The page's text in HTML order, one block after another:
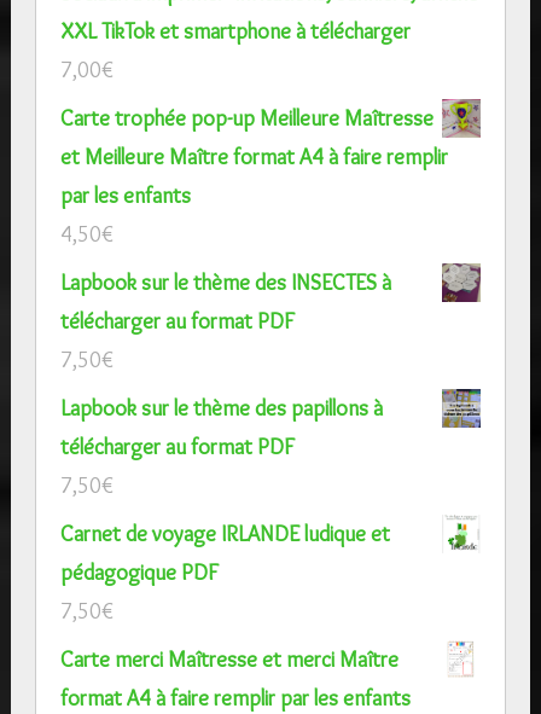
Découvrez ma boutique ludique et
pédagogique !
[PDF] Contrat d'utilisation d'un téléphone
portable ou smartphone à faire signer par votre
enfant
7,50€
[PDF] Kit anniversaire TikTok Réseaux
Sociaux à imprimer- Invitations, bannière, affiche
XXL TikTok et smartphone à télécharger
7,00€
Carte trophée pop-up Meilleure Maîtresse
et Meilleure Maître format A4 à faire remplir
par les enfants
4,50€
Lapbook sur le thème des INSECTES à
télécharger au format PDF